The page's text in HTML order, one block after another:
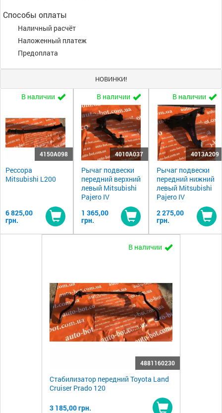
Способы оплаты
Наличный расчёт
Наложенный платеж
Предоплата
НОВИНКИ!
В наличии
4150A098
Рессора
Mitsubishi L200
6 825,00
грн.
Купить
В наличии
4010A037
Рычаг подвески
передний верхний
левый Mitsubishi
Pajero IV
1 365,00
грн.
Купить
В наличии
4013A209
Рычаг подвески
передний нижний
левый Mitsubishi
Pajero IV
2 275,00
грн.
В наличии
4881160230
Стабилизатор передний Toyota Land
Cruiser Prado 120
3 185,00 грн.